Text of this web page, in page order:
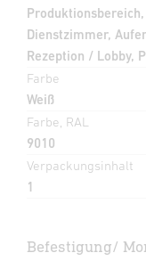
Dienstzimmer,
Rezeption / Lobby,
Farbe
Weiß
Farbe, RAL
9010
Verpackungsinhalt
1
Befestigung/